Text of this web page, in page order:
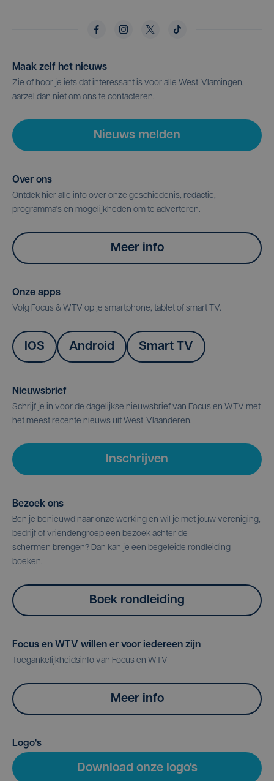
Maak zelf het nieuws
Zie of hoor je iets dat interessant is voor alle West-Vlamingen,
aarzel dan niet om ons te contacteren.
Nieuws melden
Over ons
Ontdek hier alle info over onze geschiedenis, redactie,
programma's en mogelijkheden om te adverteren.
Meer info
Onze apps
Volg Focus & WTV op je smartphone, tablet of smart TV.
IOS Android Smart TV
Nieuwsbrief
Schrijf je in voor de dagelijkse nieuwsbrief van Focus en WTV met
het meest recente nieuws uit West-Vlaanderen.
Inschrijven
Bezoek ons
Ben je benieuwd naar onze werking en wil je met jouw vereniging,
bedrijf of vriendengroep een bezoek achter de
schermen brengen? Dan kan je een begeleide rondleiding
boeken.
Boek rondleiding
Focus en WTV willen er voor iedereen zijn
Toegankelijkheidsinfo van Focus en WTV
Meer info
Logo's
Download onze logo's